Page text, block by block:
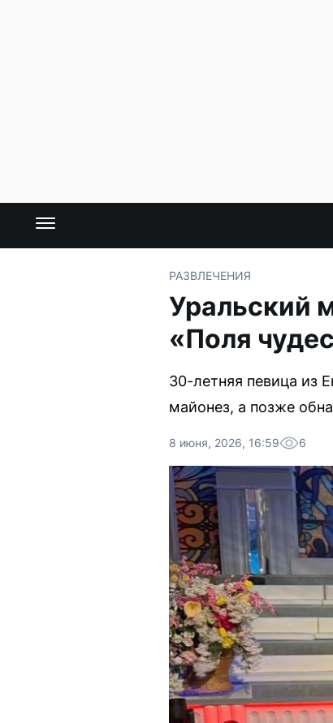
РАЗВЛЕЧЕНИЯ
Уральский
«Поля
30-летняя певица из
майонез, а позже
8 июня, 2026, 16:59 6